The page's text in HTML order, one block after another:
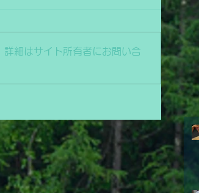
細はサイト所有者にお問い合